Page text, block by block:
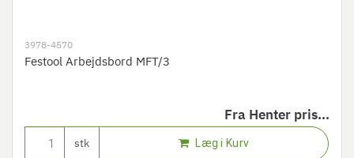
3978-4570
Festool Arbejdsbord MFT/3
Fra Henter pris...
stk Læg i Kurv